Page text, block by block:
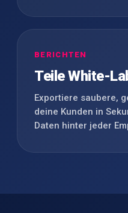
BERICHTEN
Teile White-
Exportiere saubere,
deine Kunden in
Daten hinter jeder